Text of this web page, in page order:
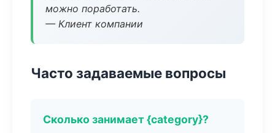
можно поработать.
— Клиент компании
Часто задаваемые вопросы
Сколько занимает {category}?